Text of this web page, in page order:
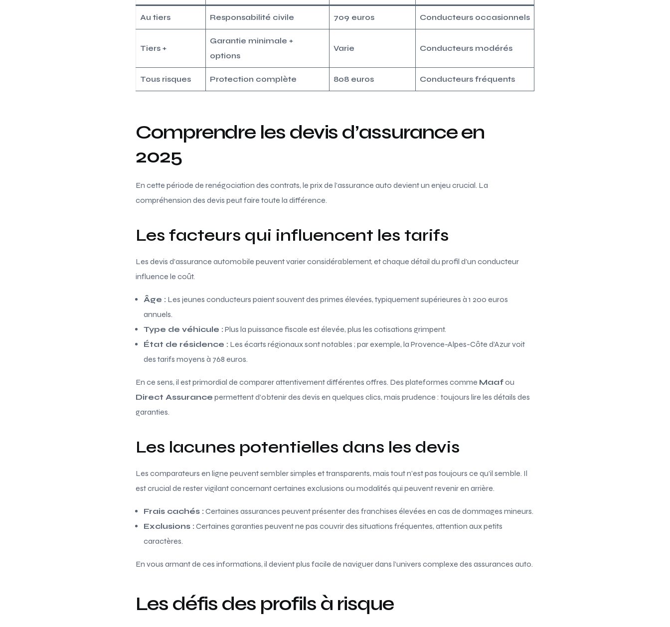
Au tiers Responsabilité civile 709 euros Conducteurs occasionnels
Tiers +
Garantie minimale +
options
Varie Conducteurs modérés
Tous risques Protection complète 808 euros Conducteurs fréquents
Comprendre les devis d’assurance en
2025
En cette période de renégociation des contrats, le prix de l’assurance auto devient un enjeu crucial. La
compréhension des devis peut faire toute la différence.
Les facteurs qui influencent les tarifs
Les devis d’assurance automobile peuvent varier considérablement, et chaque détail du profil d’un conducteur
influence le coût.
Âge : Les jeunes conducteurs paient souvent des primes élevées, typiquement supérieures à 1 200 euros
annuels.
Type de véhicule : Plus la puissance fiscale est élevée, plus les cotisations grimpent.
État de résidence : Les écarts régionaux sont notables ; par exemple, la Provence-Alpes-Côte d’Azur voit
des tarifs moyens à 768 euros.
En ce sens, il est primordial de comparer attentivement différentes offres. Des plateformes comme Maafou
Direct Assurance permettent d’obtenir des devis en quelques clics, mais prudence : toujours lire les détails des
garanties.
Les lacunes potentielles dans les devis
Les comparateurs en ligne peuvent sembler simples et transparents, mais tout n’est pas toujours ce qu’il semble. Il
est crucial de rester vigilant concernant certaines exclusions ou modalités qui peuvent revenir en arrière.
Frais cachés : Certaines assurances peuvent présenter des franchises élevées en cas de dommages mineurs.
Exclusions : Certaines garanties peuvent ne pas couvrir des situations fréquentes, attention aux petits
caractères.
En vous armant de ces informations, il devient plus facile de naviguer dans l’univers complexe des assurances auto.
Les défis des profils à risque